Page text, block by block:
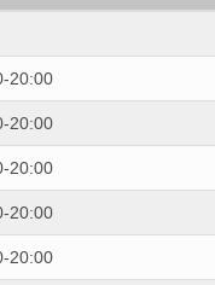
20:00
20:00
20:00
20:00
20:00